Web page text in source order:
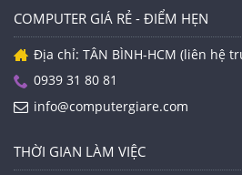
COMPUTER GIÁ RẺ - ĐIỂM HẸN
Địa chỉ: TÂN BÌNH-HCM (liên hệ
0939 31 80 81
info@computergiare.com
THỜI GIAN LÀM VIỆC